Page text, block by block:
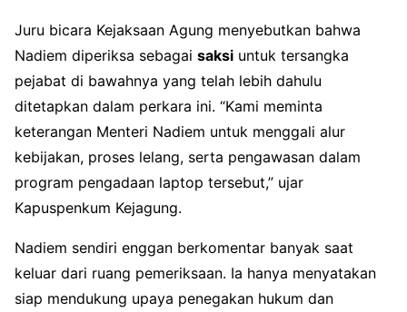
Juru bicara Kejaksaan Agung menyebutkan bahwa
Nadiem diperiksa sebagai saksi untuk tersangka
pejabat di bawahnya yang telah lebih dahulu
ditetapkan dalam perkara ini. “Kami meminta
keterangan Menteri Nadiem untuk menggali alur
kebijakan, proses lelang, serta pengawasan dalam
program pengadaan laptop tersebut,” ujar
Kapuspenkum Kejagung.
Nadiem sendiri enggan berkomentar banyak saat
keluar dari ruang pemeriksaan. Ia hanya menyatakan
siap mendukung upaya penegakan hukum dan